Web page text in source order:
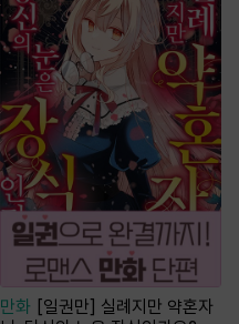
만화
[일권만] 실례지만 약혼자